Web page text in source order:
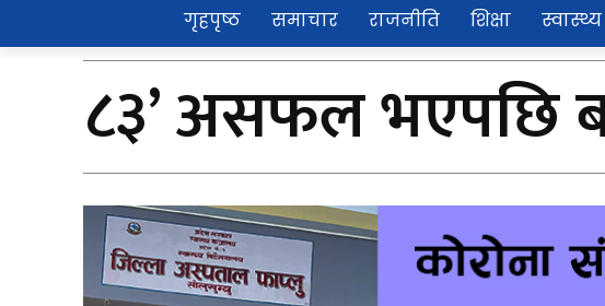
गृहपृष्ठ समाचार राजनीति शिक्षा स्वास्थ्य
८३’ असफल भएपछि